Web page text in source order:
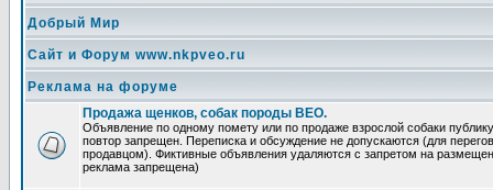
Добрый Мир
Сайт и Форум www.nkpveo.ru
Реклама на форуме
Продажа щенков, собак породы ВЕО.
Объявление по одному помету или по продаже взрослой собаки
повтор запрещен. Переписка и обсуждение не допускаются (для
продавцом). Фиктивные объявления удаляются с запретом на
реклама запрещена)